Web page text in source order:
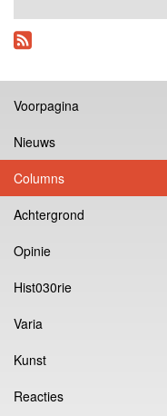
Voorpagina
Nieuws
Columns
Achtergrond
Opinie
Hist030rie
Varia
Kunst
Reacties